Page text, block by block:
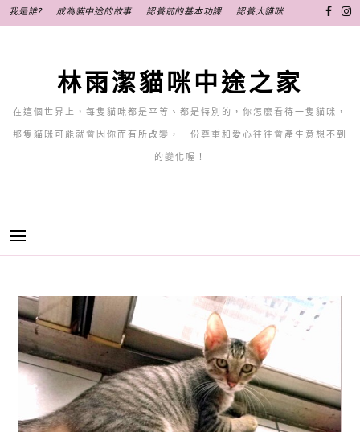
至
我是誰? 成為貓中途的故事 認養前的基本功課 認養大貓咪
林雨潔貓咪中途之家
在這個世界上，每隻貓咪都是平等、都是特別的，你怎麼看待一隻貓咪，
那隻貓咪可能就會因你而有所改變，一份尊重和愛心往往會產生意想不到
的變化喔！